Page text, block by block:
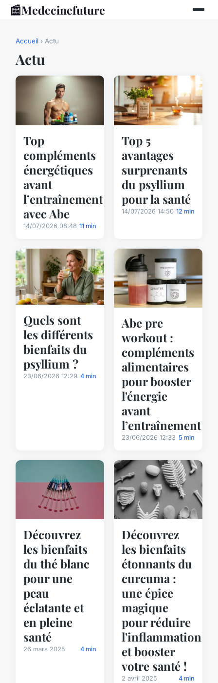
📰Medecinefuture
Accueil › Actu
Actu
Top
compléments
énergétiques
avant
l’entraînement
avec Abe
14/07/2026 08:48 11 min
Top 5
avantages
surprenants
du psyllium
pour la santé
14/07/2026 14:50 12 min
Quels sont
les différents
bienfaits du
psyllium ?
23/06/2026 12:29 4 min
Abe pre
workout :
compléments
alimentaires
pour booster
l'énergie
avant
l’entraînement
23/06/2026 12:33 5 min
Découvrez
les bienfaits
du thé blanc
pour une
peau
éclatante et
en pleine
santé
26 mars 2025 4 min
Découvrez
les bienfaits
étonnants du
curcuma :
une épice
magique
pour réduire
l'inflammation
et booster
votre santé !
2 avril 2025 4 min